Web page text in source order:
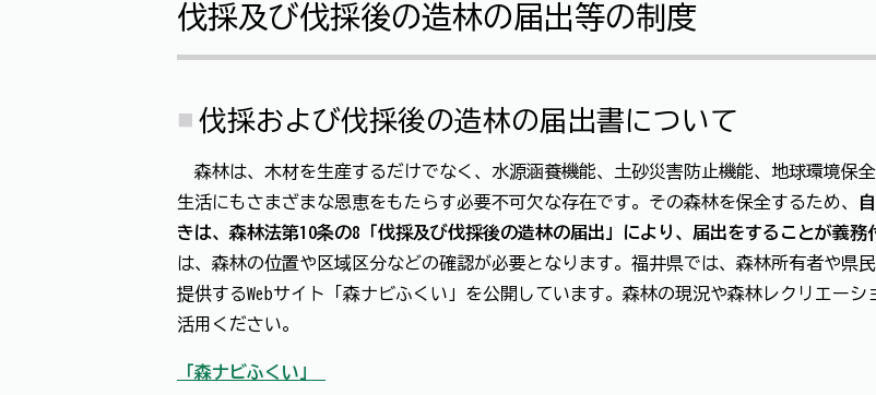
伐採及び伐採後の造林の届出等の制度
伐採および伐採後の造林の届出書について
森林は、木材を生産するだけでなく、水源涵養機能、土砂災害防止機能、地球環境保
生活にもさまざまな恩恵をもたらす必要不可欠な存在です。その森林を保全するため、
きは、森林法第10条の8「伐採及び伐採後の造林の届出」により、届出をすることが義務
は、森林の位置や区域区分などの確認が必要となります。福井県では、森林所有者や県
提供するWebサイト「森ナビふくい」を公開しています。森林の現況や森林レクリエー
活用ください。
「森ナビふくい」